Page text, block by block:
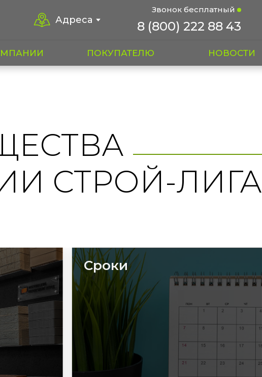
Адреса
Звонок бесплатный
8 (800) 222 88 43
ПОКУПАТЕЛЮ НОВОСТИ
СТРОЙ-ЛИГА
Сроки